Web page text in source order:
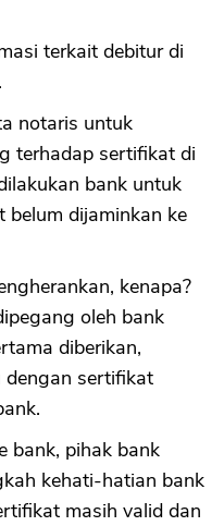
terkait debitur di
notaris untuk
terhadap sertifikat di
bank untuk
dijaminkan ke
kenapa?
oleh bank
diberikan,
dengan sertifikat
bank, pihak bank
kehati-hatian bank
masih valid dan
OK
CANCEL